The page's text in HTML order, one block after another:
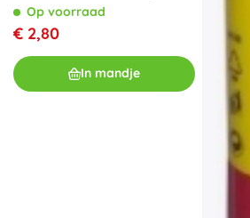
Op voorraad
€ 2,80
In mandje